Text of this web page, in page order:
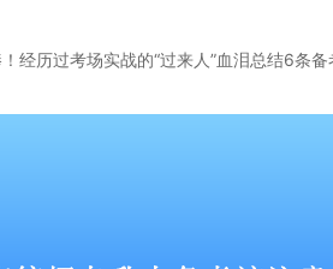
经历过考场实战的“过来人”血泪总结6条